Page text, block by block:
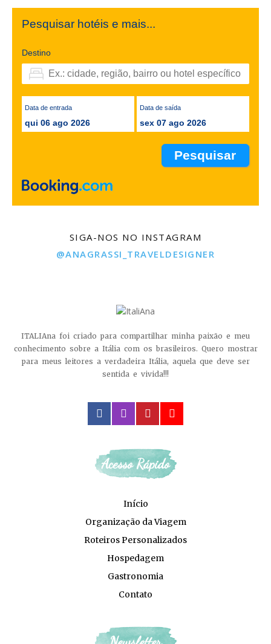
Pesquisar hotéis e mais...
Destino
Data de entrada
qui 06 ago 2026
Data de saída
sex 07 ago 2026
SIGA-NOS NO INSTAGRAM
@ANAGRASSI_TRAVELDESIGNER
ITALIAna foi criado para compartilhar minha paixão e meu
conhecimento sobre a Itália com os brasileiros. Quero mostrar
para meus leitores a verdadeira Itália, aquela que deve ser
sentida e vivida!!!
Acesso Rápido
Início
Organização da Viagem
Roteiros Personalizados
Hospedagem
Gastronomia
Contato